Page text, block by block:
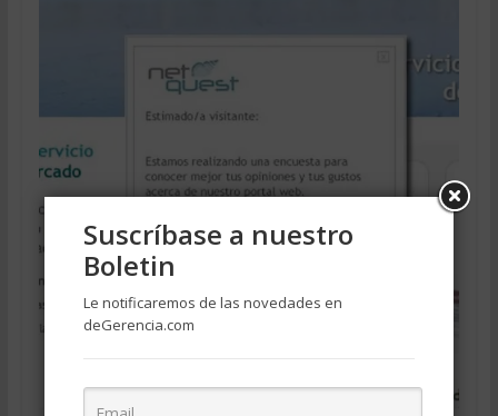
Suscríbase a nuestro
Boletin
Le notificaremos de las novedades en
deGerencia.com